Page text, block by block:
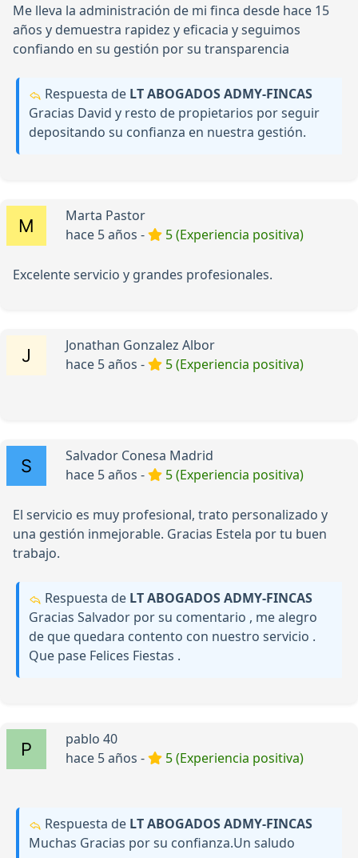
Me lleva la administración de mi finca desde hace 15
años y demuestra rapidez y eficacia y seguimos
confiando en su gestión por su transparencia
Respuesta de LT ABOGADOS ADMY-FINCAS
Gracias David y resto de propietarios por seguir
depositando su confianza en nuestra gestión.
Marta Pastor
hace 5 años -
5 (Experiencia positiva)
Excelente servicio y grandes profesionales.
Jonathan Gonzalez Albor
hace 5 años -
5 (Experiencia positiva)
Salvador Conesa Madrid
hace 5 años -
5 (Experiencia positiva)
El servicio es muy profesional, trato personalizado y
una gestión inmejorable. Gracias Estela por tu buen
trabajo.
Respuesta de LT ABOGADOS ADMY-FINCAS
Gracias Salvador por su comentario , me alegro
de que quedara contento con nuestro servicio .
Que pase Felices Fiestas .
pablo 40
hace 5 años -
5 (Experiencia positiva)
Respuesta de LT ABOGADOS ADMY-FINCAS
Muchas Gracias por su confianza.Un saludo